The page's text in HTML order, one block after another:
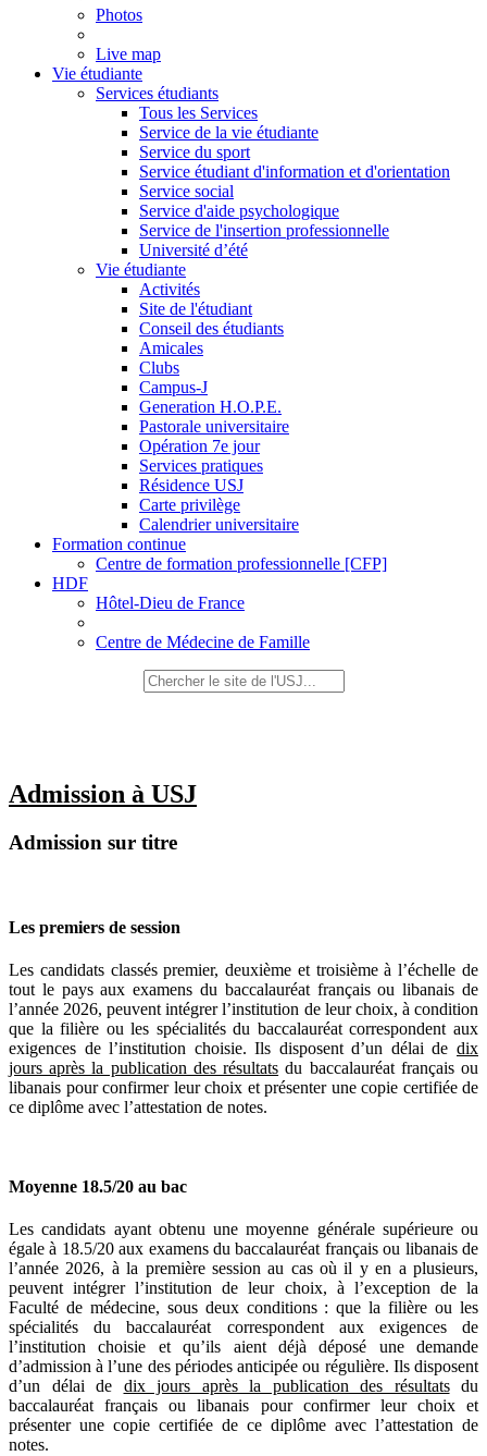
Photos
Live map
Vie étudiante
Services étudiants
Tous les Services
Service de la vie étudiante
Service du sport
Service étudiant d'information et d'orientation
Service social
Service d'aide psychologique
Service de l'insertion professionnelle
Université d’été
Vie étudiante
Activités
Site de l'étudiant
Conseil des étudiants
Amicales
Clubs
Campus-J
Generation H.O.P.E.
Pastorale universitaire
Opération 7e jour
Services pratiques
Résidence USJ
Carte privilège
Calendrier universitaire
Formation continue
Centre de formation professionnelle [CFP]
HDF
Hôtel-Dieu de France
Centre de Médecine de Famille
Admission à USJ
Admission sur titre
Les premiers de session
Les candidats classés premier, deuxième et troisième à l’échelle de
tout le pays aux examens du baccalauréat français ou libanais de
l’année 2026, peuvent intégrer l’institution de leur choix, à condition
que la filière ou les spécialités du baccalauréat correspondent aux
exigences de l’institution choisie. Ils disposent d’un délai de dix
jours après la publication des résultats du baccalauréat français ou
libanais pour confirmer leur choix et présenter une copie certifiée de
ce diplôme avec l’attestation de notes.
Moyenne 18.5/20 au bac
Les candidats ayant obtenu une moyenne générale supérieure ou
égale à 18.5/20 aux examens du baccalauréat français ou libanais de
l’année 2026, à la première session au cas où il y en a plusieurs,
peuvent intégrer l’institution de leur choix, à l’exception de la
Faculté de médecine, sous deux conditions : que la filière ou les
spécialités du baccalauréat correspondent aux exigences de
l’institution choisie et qu’ils aient déjà déposé une demande
d’admission à l’une des périodes anticipée ou régulière. Ils disposent
d’un délai de dix jours après la publication des résultatsdu
baccalauréat français ou libanais pour confirmer leur choix et
présenter une copie certifiée de ce diplôme avec l’attestation de
notes.